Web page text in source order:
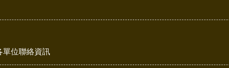
單位聯絡資訊